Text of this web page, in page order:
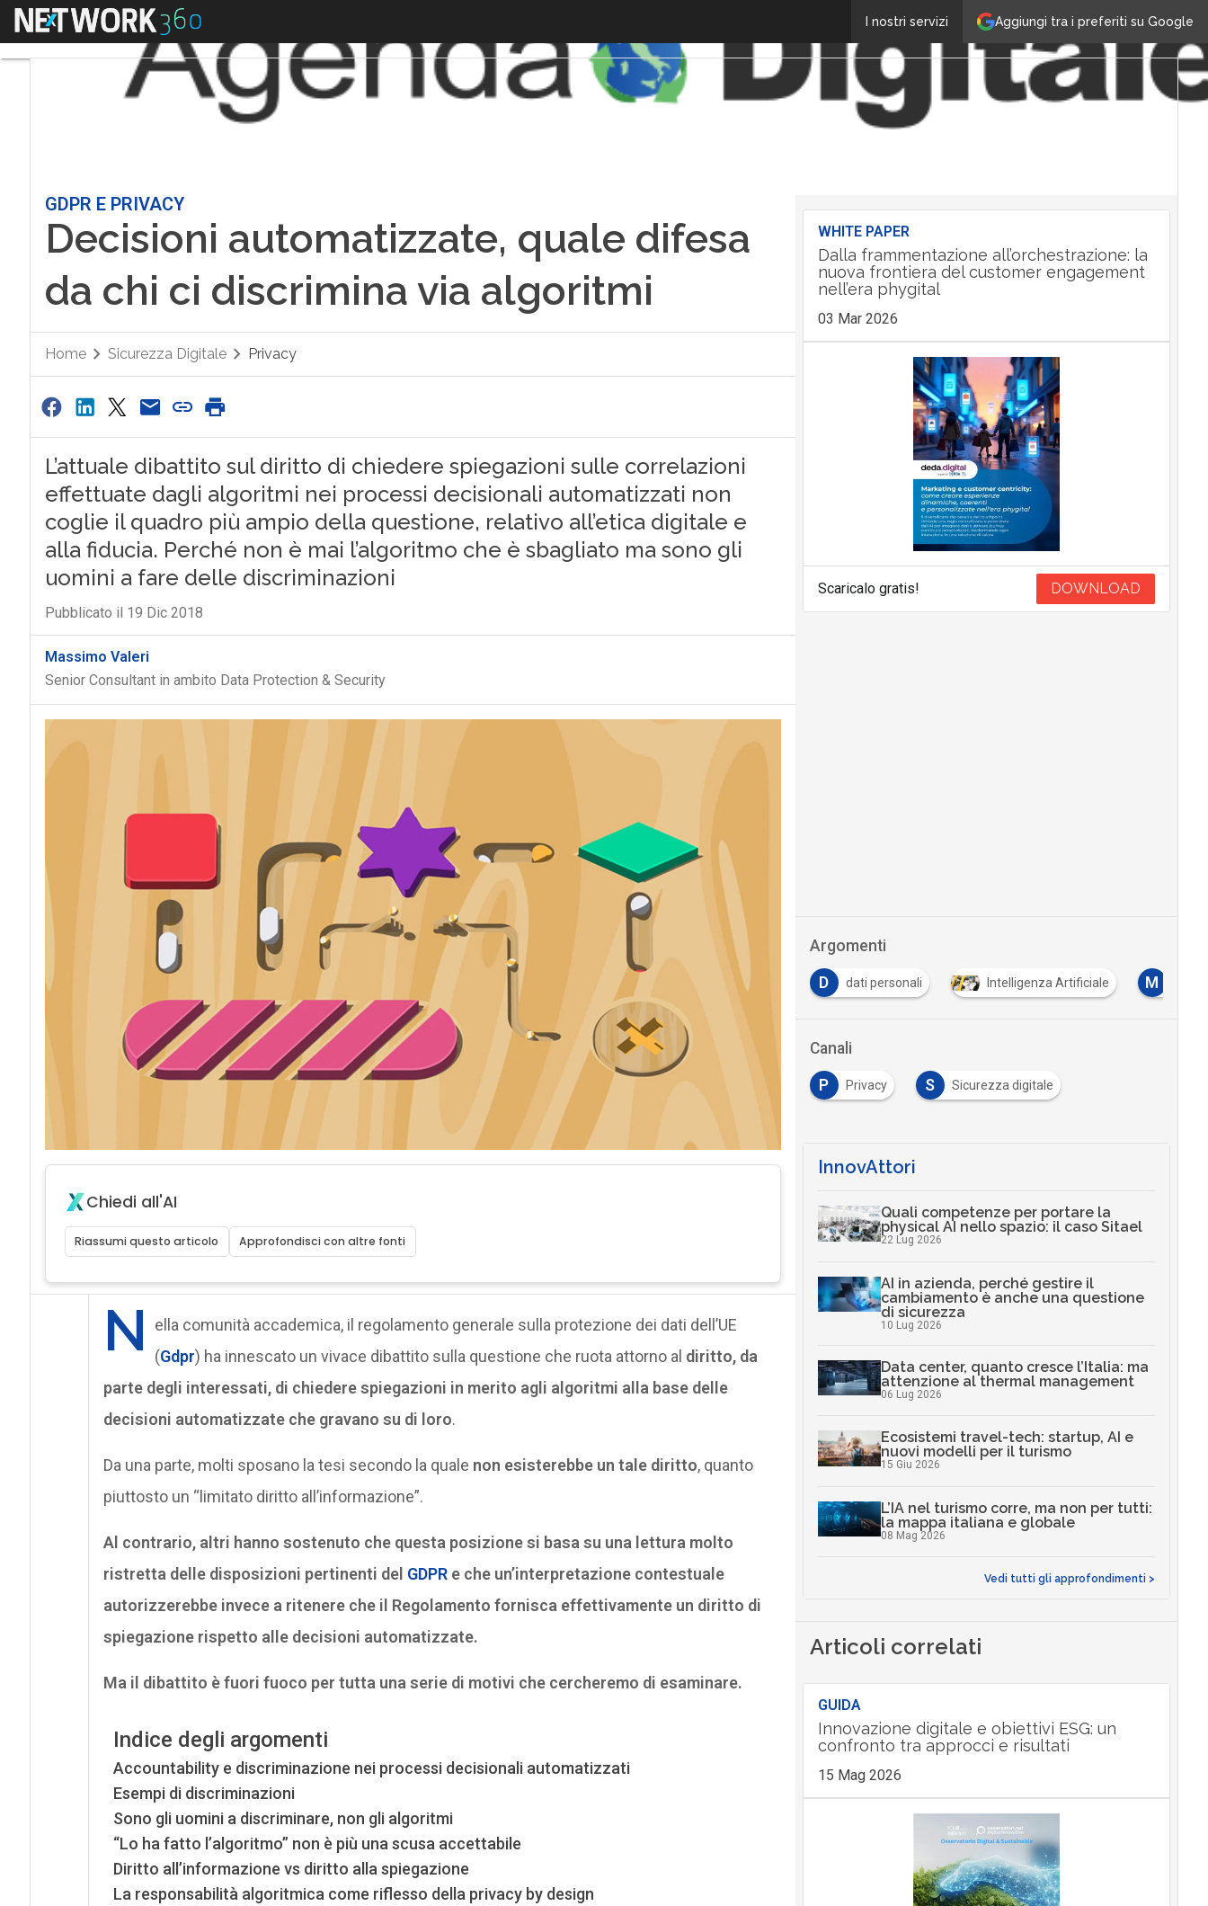
Aggiungi tra i preferiti su Google
I nostri servizi
Menu
GDPR E PRIVACY
Decisioni automatizzate, quale difesa
da chi ci discrimina via algoritmi
Home Sicurezza Digitale Privacy
L’attuale dibattito sul diritto di chiedere spiegazioni sulle correlazioni
effettuate dagli algoritmi nei processi decisionali automatizzati non
coglie il quadro più ampio della questione, relativo all’etica digitale e
alla fiducia. Perché non è mai l’algoritmo che è sbagliato ma sono gli
uomini a fare delle discriminazioni
Pubblicato il 19 Dic 2018
Massimo Valeri
Senior Consultant in ambito Data Protection & Security
Chiedi all'AI
Riassumi questo articolo Approfondisci con altre fonti
N
ella comunità accademica, il regolamento generale sulla protezione dei dati dell’UE
(Gdpr) ha innescato un vivace dibattito sulla questione che ruota attorno al diritto, da
parte degli interessati, di chiedere spiegazioni in merito agli algoritmi alla base delle
decisioni automatizzate che gravano su di loro.
Da una parte, molti sposano la tesi secondo la quale non esisterebbe un tale diritto, quanto
piuttosto un “limitato diritto all’informazione”.
Al contrario, altri hanno sostenuto che questa posizione si basa su una lettura molto
ristretta delle disposizioni pertinenti del GDPRe che un’interpretazione contestuale
autorizzerebbe invece a ritenere che il Regolamento fornisca effettivamente un diritto di
spiegazione rispetto alle decisioni automatizzate.
Ma il dibattito è fuori fuoco per tutta una serie di motivi che cercheremo di esaminare.
Indice degli argomenti
Accountability e discriminazione nei processi decisionali automatizzati
Esempi di discriminazioni
Sono gli uomini a discriminare, non gli algoritmi
“Lo ha fatto l’algoritmo” non è più una scusa accettabile
Diritto all’informazione vs diritto alla spiegazione
La responsabilità algoritmica come riflesso della privacy by design
WHITE PAPER
Dalla frammentazione all’orchestrazione: la
nuova frontiera del customer engagement
nell’era phygital
03 Mar 2026
Scaricalo gratis! DOWNLOAD
Argomenti
big data D dati personali Intelligenza Artificiale M
Canali
P Privacy S Sicurezza digitale
InnovAttori
Quali competenze per portare la
physical AI nello spazio: il caso Sitael
22 Lug 2026
AI in azienda, perché gestire il
cambiamento è anche una questione
di sicurezza
10 Lug 2026
Data center, quanto cresce l’Italia: ma
attenzione al thermal management
06 Lug 2026
Ecosistemi travel-tech: startup, AI e
nuovi modelli per il turismo
15 Giu 2026
L’IA nel turismo corre, ma non per tutti:
la mappa italiana e globale
08 Mag 2026
Vedi tutti gli approfondimenti >
Articoli correlati
GUIDA
Innovazione digitale e obiettivi ESG: un
confronto tra approcci e risultati
15 Mag 2026